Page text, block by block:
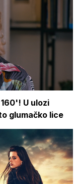
U ulozi
glumačko lice